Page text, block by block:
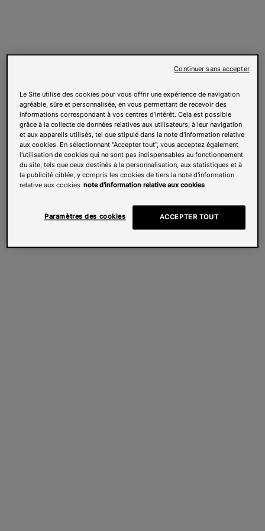
Le Site utilise des cookies pour vous offrir une expérience de navigation
agréable, sûre et personnalisée, en vous permettant de recevoir des
informations correspondant à vos centres d’intérêt. Cela est possible
grâce à la collecte de données relatives aux utilisateurs, à leur navigation
et aux appareils utilisés, tel que stipulé dans la note d'information relative
aux cookies. En sélectionnant "Accepter tout", vous acceptez également
l'utilisation de cookies qui ne sont pas indispensables au fonctionnement
du site, tels que ceux destinés à la personnalisation, aux statistiques et à
la publicité ciblée, y compris les cookies de tiers.la note d'information
relative aux cookies note d'information relative aux cookies
Paramètres des cookies ACCEPTER TOUT
Continuer sans accepter